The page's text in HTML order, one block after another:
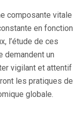
composante vitale
en fonction
l’étude de ces
demandent un
vigilant et attentif
les pratiques de
globale.